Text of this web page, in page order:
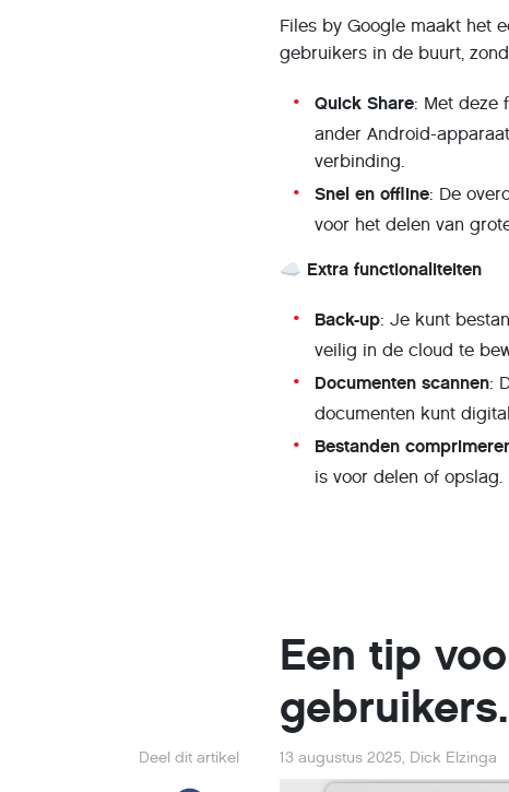
Files by Google maakt het
gebruikers in de buurt,
Quick Share: Met deze
ander Android-
verbinding.
Snel en offline: De
voor het delen van
☁️ Extra functionaliteiten
Back-up: Je kunt
veilig in de cloud te
Documenten scannen:
documenten kunt
Bestanden
is voor delen of opslag.
Een tip
gebruikers.
Deel dit artikel 13 augustus 2025, Dick Elzinga